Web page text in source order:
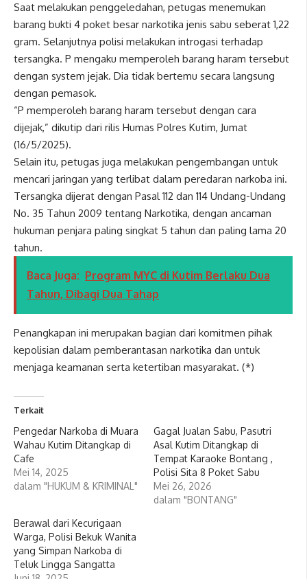
Saat melakukan penggeledahan, petugas menemukan
barang bukti 4 poket besar narkotika jenis sabu seberat 1,22
gram. Selanjutnya polisi melakukan introgasi terhadap
tersangka. P mengaku memperoleh barang haram tersebut
dengan system jejak. Dia tidak bertemu secara langsung
dengan pemasok.
“P memperoleh barang haram tersebut dengan cara
dijejak,” dikutip dari rilis Humas Polres Kutim, Jumat
(16/5/2025).
Selain itu, petugas juga melakukan pengembangan untuk
mencari jaringan yang terlibat dalam peredaran narkoba ini.
Tersangka dijerat dengan Pasal 112 dan 114 Undang-Undang
No. 35 Tahun 2009 tentang Narkotika, dengan ancaman
hukuman penjara paling singkat 5 tahun dan paling lama 20
tahun.
Baca Juga: Program MYC di Kutim Berlaku Dua
Tahun, Dibagi Dua Tahap
Penangkapan ini merupakan bagian dari komitmen pihak
kepolisian dalam pemberantasan narkotika dan untuk
menjaga keamanan serta ketertiban masyarakat. (*)
Terkait
Pengedar Narkoba di Muara
Wahau Kutim Ditangkap di
Cafe
Mei 14, 2025
dalam "HUKUM & KRIMINAL"
Gagal Jualan Sabu, Pasutri
Asal Kutim Ditangkap di
Tempat Karaoke Bontang ,
Polisi Sita 8 Poket Sabu
Mei 26, 2026
dalam "BONTANG"
Berawal dari Kecurigaan
Warga, Polisi Bekuk Wanita
yang Simpan Narkoba di
Teluk Lingga Sangatta